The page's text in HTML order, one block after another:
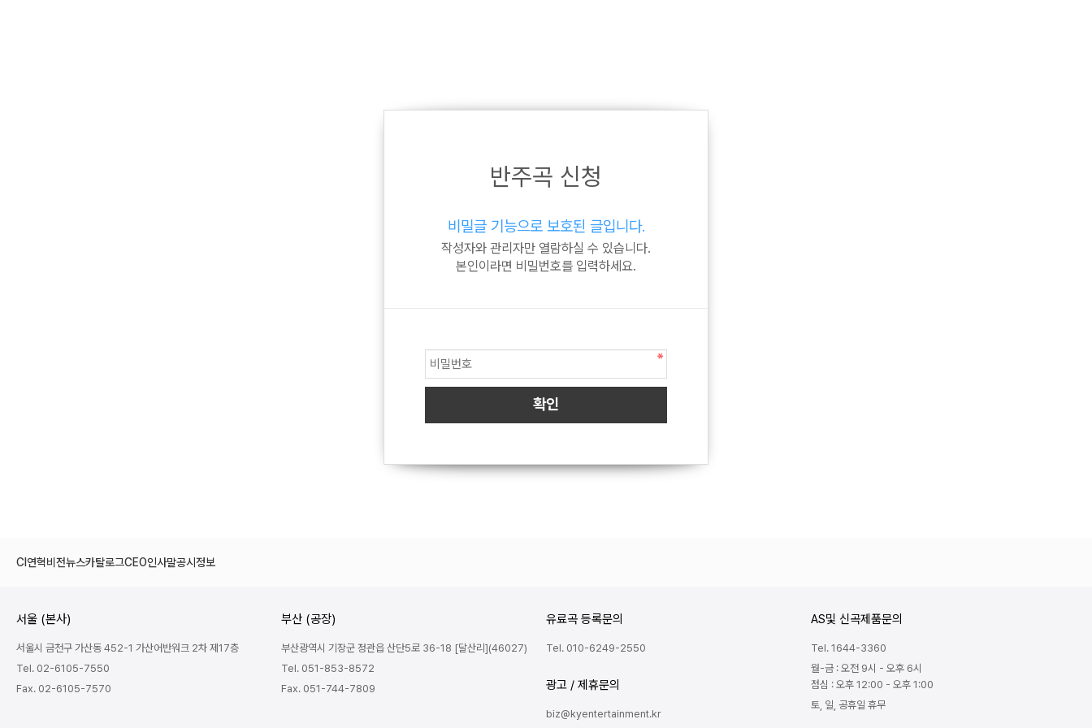
반주곡 신청
비밀글 기능으로 보호된 글입니다.
작성자와 관리자만 열람하실 수 있습니다.
본인이라면 비밀번호를 입력하세요.
CI연혁비전뉴스카탈로그CEO인사말공시정보
서울 (본사)
서울시 금천구 가산동 452-1 가산어반워크 2차 제17층
Tel. 02-6105-7550
Fax. 02-6105-7570
부산 (공장)
부산광역시 기장군 정관읍 산단5로 36-18 [달산리](46027)
Tel. 051-853-8572
Fax. 051-744-7809
유료곡 등록문의
Tel. 010-6249-2550
광고 / 제휴문의
biz@kyentertainment.kr
AS및 신곡제품문의
Tel. 1644-3360
월-금 : 오전 9시 - 오후 6시
점심 : 오후 12:00 - 오후 1:00
토, 일, 공휴일 휴무